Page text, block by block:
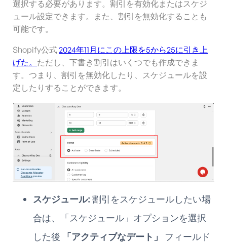
選択する必要があります。割引を有効化またはスケジ
ュール設定できます。また、割引を無効化することも
可能です。
Shopify公式2024年11月にこの上限を5から25に引き上
げた。 ただし、下書き割引はいくつでも作成できま
す。つまり、割引を無効化したり、スケジュールを設
定したりすることができます。
スケジュール: 割引をスケジュールしたい場
合は、「スケジュール」オプションを選択
した後
「アクティブなデート」
フィールド